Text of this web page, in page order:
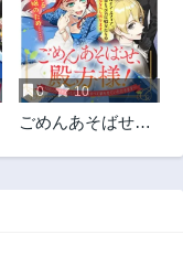
0 10
ごめんあそばせ、
ラグはすべて折ら